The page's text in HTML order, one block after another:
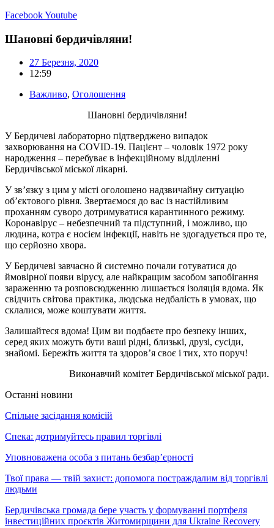
FacebookYoutube
Шановні бердичівляни!
27 Березня, 2020
12:59
Важливо, Оголошення
Шановні бердичівляни!
У Бердичеві лабораторно підтверджено випадок
захворювання на COVID-19. Пацієнт – чоловік 1972 року
народження – перебуває в інфекційному відділенні
Бердичівської міської лікарні.
У зв’язку з цим у місті оголошено надзвичайну ситуацію
об’єктового рівня. Звертаємося до вас із настійливим
проханням суворо дотримуватися карантинного режиму.
Коронавірус – небезпечний та підступний, і можливо, що
людина, котра є носієм інфекції, навіть не здогадується про те,
що серйозно хвора.
У Бердичеві завчасно й системно почали готуватися до
ймовірної появи вірусу, але найкращим засобом запобігання
зараженню та розповсюдженню лишається ізоляція вдома. Як
свідчить світова практика, людська недбалість в умовах, що
склалися, може коштувати життя.
Залишайтеся вдома! Цим ви подбаєте про безпеку інших,
серед яких можуть бути ваші рідні, близькі, друзі, сусіди,
знайомі. Бережіть життя та здоров’я своє і тих, хто поруч!
Виконавчий комітет Бердичівської міської ради.
Останні новини
Спільне засідання комісій
Спека: дотримуйтесь правил торгівлі
Уповноважена особа з питань безбар’єрності
Твої права — твій захист: допомога постраждалим від торгівлі
людьми
Бердичівська громада бере участь у формуванні портфеля
інвестиційних проєктів Житомирщини для Ukraine Recovery